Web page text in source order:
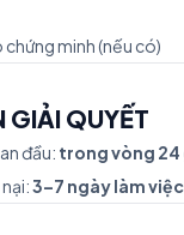
minh (nếu có)
GIẢI QUYẾT
đầu: trong vòng 24
nại:3–7 ngày làm việc